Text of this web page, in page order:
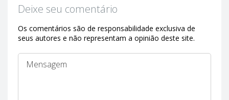
Deixe seu comentário
Os comentários são de responsabilidade exclusiva de
seus autores e não representam a opinião deste site.